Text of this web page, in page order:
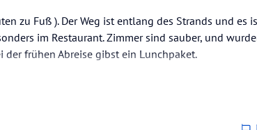
zu Fuß ). Der Weg ist entlang des Strands und es
im Restaurant. Zimmer sind sauber, und
frühen Abreise gibst ein Lunchpaket.